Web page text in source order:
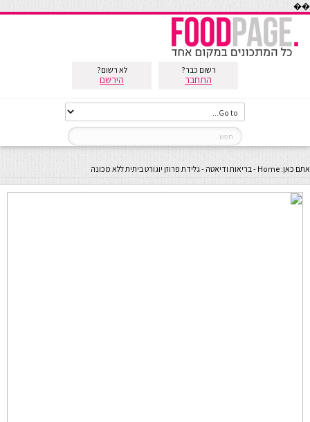
��
רשום כבר?
התחבר
לא רשום?
הירשם
אתם כאן: Home
-בריאות ודיאטה -גלידת פרוזן יוגורט ביתית ללא מכונה